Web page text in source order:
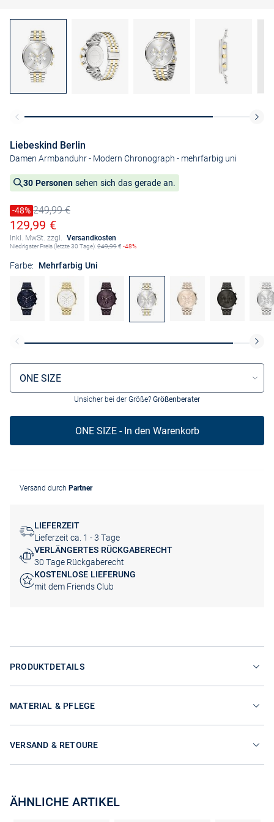
Liebeskind Berlin
Damen Armbanduhr - Modern Chronograph - mehrfarbig uni
30 Personen sehen sich das gerade an.
Preis reduziert um
-48%
Alter Preis249,99 €
Ermäßigter Preis
129,99 €
Inkl. MwSt. zzgl. Versandkosten
Niedrigster Preis (letzte 30 Tage):249,99€ -48%
Farbe: Mehrfarbig Uni
Größenauswahl
ONE SIZE
Unsicher bei der Größe? Größenberater
ONE SIZE - In den Warenkorb
Versand durch Partner
LIEFERZEIT
Lieferzeit ca. 1 - 3 Tage
VERLÄNGERTES RÜCKGABERECHT
30 Tage Rückgaberecht
KOSTENLOSE LIEFERUNG
mit dem Friends Club
PRODUKTDETAILS
MATERIAL & PFLEGE
VERSAND & RETOURE
ÄHNLICHE ARTIKEL